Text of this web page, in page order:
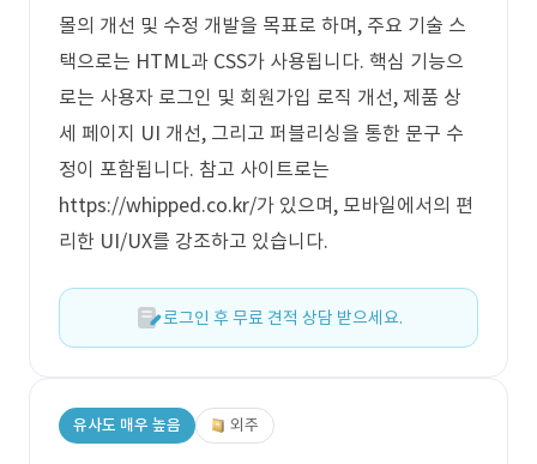
몰의 개선 및 수정 개발을 목표로 하며, 주요 기술 스
택으로는 HTML과 CSS가 사용됩니다. 핵심 기능으
로는 사용자 로그인 및 회원가입 로직 개선, 제품 상
세 페이지 UI 개선, 그리고 퍼블리싱을 통한 문구 수
정이 포함됩니다. 참고 사이트로는
https://whipped.co.kr/가 있으며, 모바일에서의 편
리한 UI/UX를 강조하고 있습니다.
로그인 후 무료 견적 상담 받으세요.
유사도 매우 높음 외주